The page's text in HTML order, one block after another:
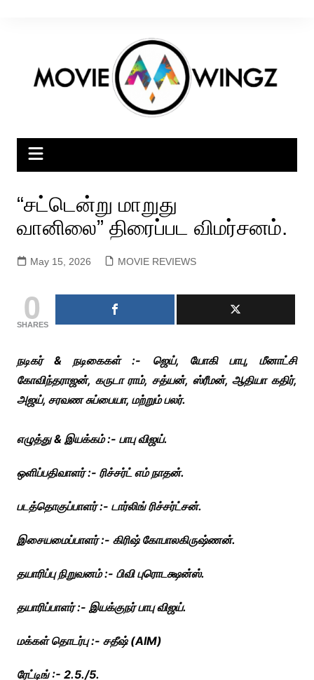
“சட்டென்று மாறுது
வானிலை” திரைப்பட விமர்சனம்.
May 15, 2026 MOVIE REVIEWS
0
SHARES
நடிகர் & நடிகைகள் :- ஜெய், யோகி பாபு, மீனாட்சி
கோவிந்தராஜன், கருடா ராம், சத்யன், ஸ்ரீமன், ஆதியா கதிர்,
அஜய், சரவண சுப்பையா, மற்றும் பலர்.
எழுத்து & இயக்கம் :- பாபு விஜய்.
ஒளிப்பதிவாளர் :- ரிச்சர்ட் எம் நாதன்.
படத்தொகுப்பாளர் :- டார்லிங் ரிச்சர்ட்சன்.
இசையமைப்பாளர் :- கிரிஷ் கோபாலகிருஷ்ணன்.
தயாரிப்பு நிறுவனம் :- பிவி புரொடக்ஷன்ஸ்.
தயாரிப்பாளர் :- இயக்குநர் பாபு விஜய்.
மக்கள் தொடர்பு :- சதீஷ் (AIM)
ரேட்டிங் :- 2.5./5.